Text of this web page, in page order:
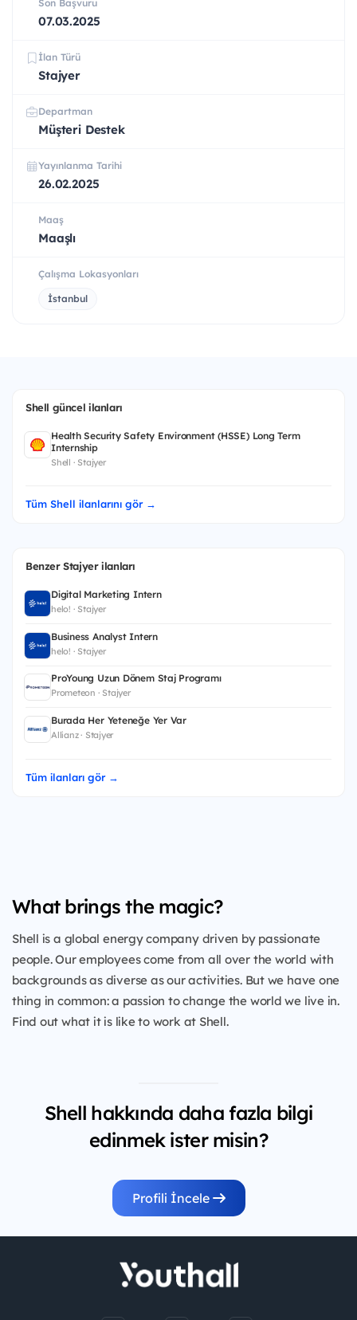
Son Başvuru
07.03.2025
İlan Türü
Stajyer
Departman
Müşteri Destek
Yayınlanma Tarihi
26.02.2025
Maaş
Maaşlı
Çalışma Lokasyonları
İstanbul
Shell güncel ilanları
Health Security Safety Environment (HSSE) Long Term
Internship
Shell · Stajyer
Tüm Shell ilanlarını gör →
Benzer Stajyer ilanları
Digital Marketing Intern
helo! · Stajyer
Business Analyst Intern
helo! · Stajyer
ProYoung Uzun Dönem Staj Programı
Prometeon · Stajyer
Burada Her Yeteneğe Yer Var
Allianz · Stajyer
Tüm ilanları gör →
What brings the magic?
Shell is a global energy company driven by passionate
people. Our employees come from all over the world with
backgrounds as diverse as our activities. But we have one
thing in common: a passion to change the world we live in.
Find out what it is like to work at Shell.
Shell hakkında daha fazla bilgi
edinmek ister misin?
Profili İncele